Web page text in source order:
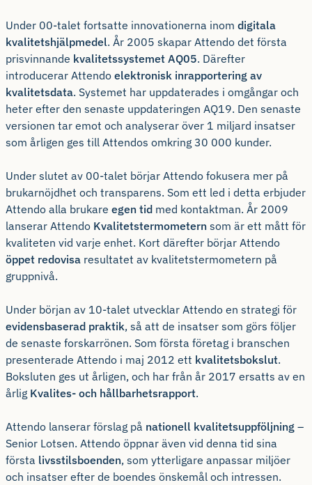
Under 00-talet fortsatte innovationerna inom digitala
kvalitetshjälpmedel. År 2005 skapar Attendo det första
prisvinnande kvalitetssystemet AQ05. Därefter
introducerar Attendo elektronisk inrapportering av
kvalitetsdata. Systemet har uppdaterades i omgångar och
heter efter den senaste uppdateringen AQ19. Den senaste
versionen tar emot och analyserar över 1 miljard insatser
som årligen ges till Attendos omkring 30 000 kunder.
Under slutet av 00-talet börjar Attendo fokusera mer på
brukarnöjdhet och transparens. Som ett led i detta erbjuder
Attendo alla brukare egen tid med kontaktman. År 2009
lanserar Attendo Kvalitetstermometern som är ett mått för
kvaliteten vid varje enhet. Kort därefter börjar Attendo
öppet redovisa resultatet av kvalitetstermometern på
gruppnivå.
Under början av 10-talet utvecklar Attendo en strategi för
evidensbaserad praktik, så att de insatser som görs följer
de senaste forskarrönen. Som första företag i branschen
presenterade Attendo i maj 2012 ett kvalitetsbokslut.
Boksluten ges ut årligen, och har från år 2017 ersatts av en
årlig Kvalites- och hållbarhetsrapport.
Attendo lanserar förslag på nationell kvalitetsuppföljning –
Senior Lotsen. Attendo öppnar även vid denna tid sina
första livsstilsboenden, som ytterligare anpassar miljöer
och insatser efter de boendes önskemål och intressen.